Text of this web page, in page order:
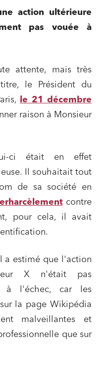
action ultérieure
pas vouée à
attente, mais très
le Président du
le 21 décembre
raison à Monsieur
ci était en effet
Il souhaitait tout
de sa société en
contre
pour cela, il avait
a estimé que l'action
X n'était pas
à l'échec, car les
la page Wikipédia
malveillantes et
que sur